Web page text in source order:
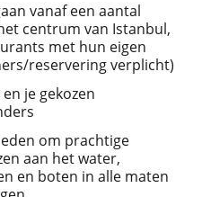
vanaf een aantal
centrum van Istanbul,
met hun eigen
reservering verplicht)
je gekozen
om prachtige
aan het water,
en boten in alle maten